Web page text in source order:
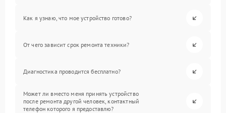
Как я узнаю, что мое устройство готово?
От чего зависит срок ремонта техники?
Диагностика проводится бесплатно?
Может ли вместо меня принять устройство
после ремонта другой человек, контактный
телефон которого я предоставлю?